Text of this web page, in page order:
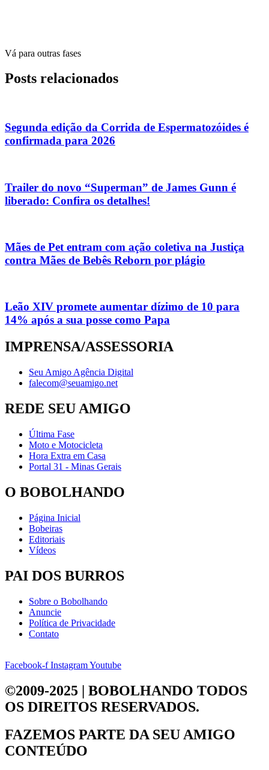
Vá para outras fases
Posts relacionados
Segunda edição da Corrida de Espermatozóides é
confirmada para 2026
Trailer do novo “Superman” de James Gunn é
liberado: Confira os detalhes!
Mães de Pet entram com ação coletiva na Justiça
contra Mães de Bebês Reborn por plágio
Leão XIV promete aumentar dízimo de 10 para
14% após a sua posse como Papa
IMPRENSA/ASSESSORIA
Seu Amigo Agência Digital
falecom@seuamigo.net
REDE SEU AMIGO
Última Fase
Moto e Motocicleta
Hora Extra em Casa
Portal 31 - Minas Gerais
O BOBOLHANDO
Página Inicial
Bobeiras
Editoriais
Vídeos
PAI DOS BURROS
Sobre o Bobolhando
Anuncie
Política de Privacidade
Contato
Facebook-f InstagramYoutube
©2009-2025 | BOBOLHANDO TODOS
OS DIREITOS RESERVADOS.
FAZEMOS PARTE DA SEU AMIGO
CONTEÚDO